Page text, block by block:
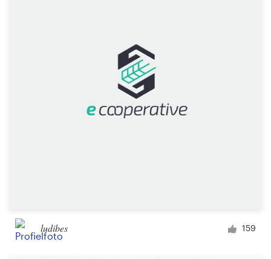
ludibes 159